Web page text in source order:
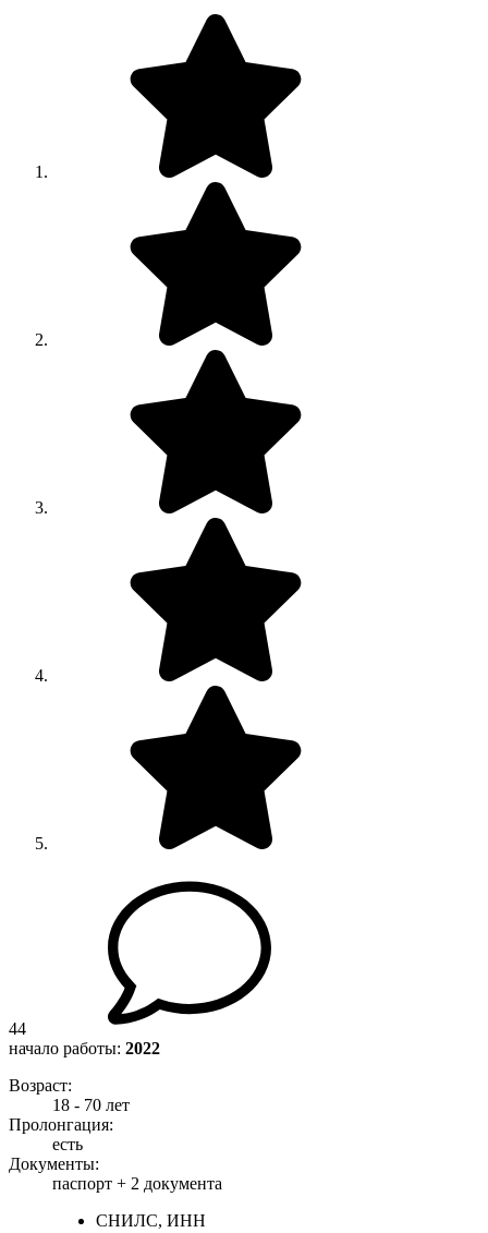
44
начало работы: 2022
Возраст:
18 - 70 лет
Пролонгация:
есть
Документы:
паспорт + 2 документа
СНИЛС, ИНН